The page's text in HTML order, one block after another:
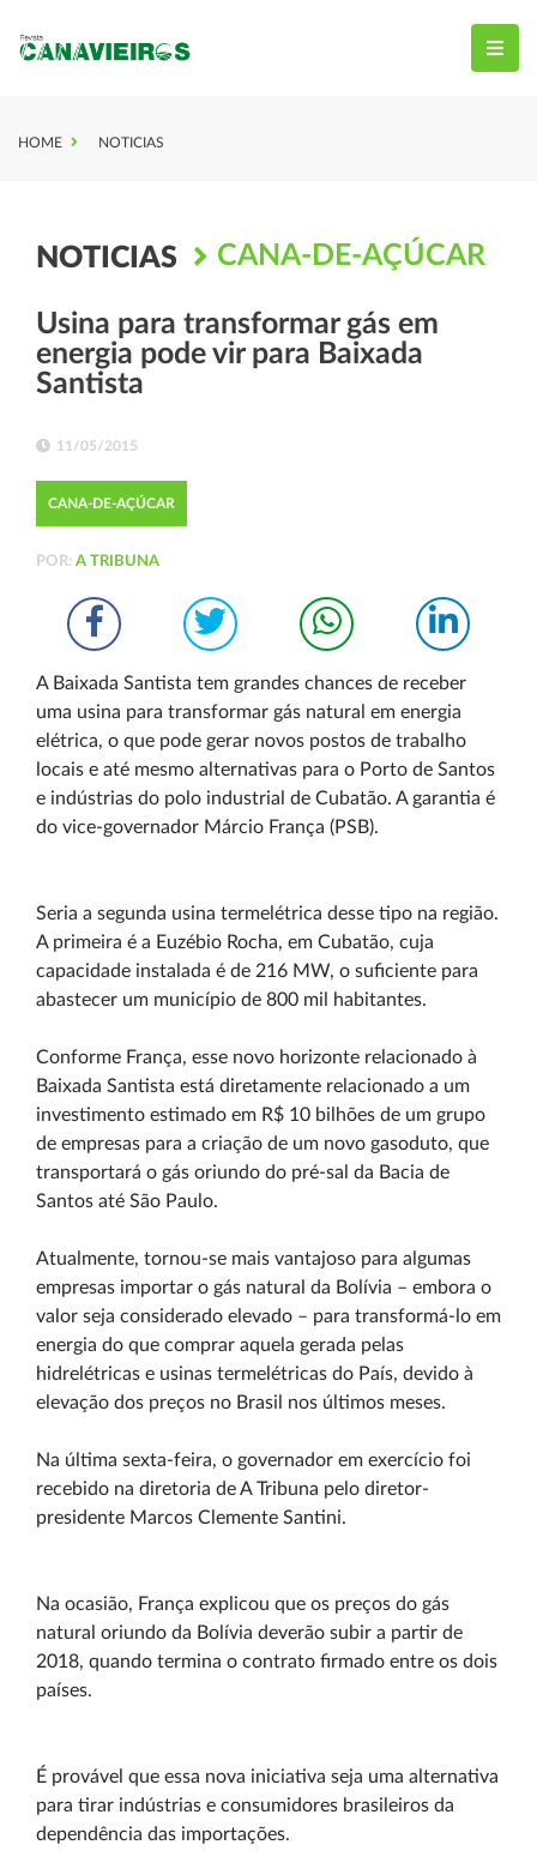
HOME NOTICIAS
NOTICIAS CANA-DE-AÇÚCAR
Usina para transformar gás em
energia pode vir para Baixada
Santista
11/05/2015
CANA-DE-AÇÚCAR
POR: A TRIBUNA
A Baixada Santista tem grandes chances de receber
uma usina para transformar gás natural em energia
elétrica, o que pode gerar novos postos de trabalho
locais e até mesmo alternativas para o Porto de Santos
e indústrias do polo industrial de Cubatão. A garantia é
do vice-governador Márcio França (PSB).
Seria a segunda usina termelétrica desse tipo na região.
A primeira é a Euzébio Rocha, em Cubatão, cuja
capacidade instalada é de 216 MW, o suficiente para
abastecer um município de 800 mil habitantes.
Conforme França, esse novo horizonte relacionado à
Baixada Santista está diretamente relacionado a um
investimento estimado em R$ 10 bilhões de um grupo
de empresas para a criação de um novo gasoduto, que
transportará o gás oriundo do pré-sal da Bacia de
Santos até São Paulo.
Atualmente, tornou-se mais vantajoso para algumas
empresas importar o gás natural da Bolívia – embora o
valor seja considerado elevado – para transformá-lo em
energia do que comprar aquela gerada pelas
hidrelétricas e usinas termelétricas do País, devido à
elevação dos preços no Brasil nos últimos meses.
Na última sexta-feira, o governador em exercício foi
recebido na diretoria de A Tribuna pelo diretor-
presidente Marcos Clemente Santini.
Na ocasião, França explicou que os preços do gás
natural oriundo da Bolívia deverão subir a partir de
2018, quando termina o contrato firmado entre os dois
países.
É provável que essa nova iniciativa seja uma alternativa
para tirar indústrias e consumidores brasileiros da
dependência das importações.